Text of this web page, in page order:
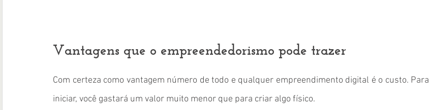
Vantagens que o empreendedorismo pode trazer
Com certeza como vantagem número de todo e qualquer empreendimento digital é o custo. Para
iniciar, você gastará um valor muito menor que para criar algo físico.